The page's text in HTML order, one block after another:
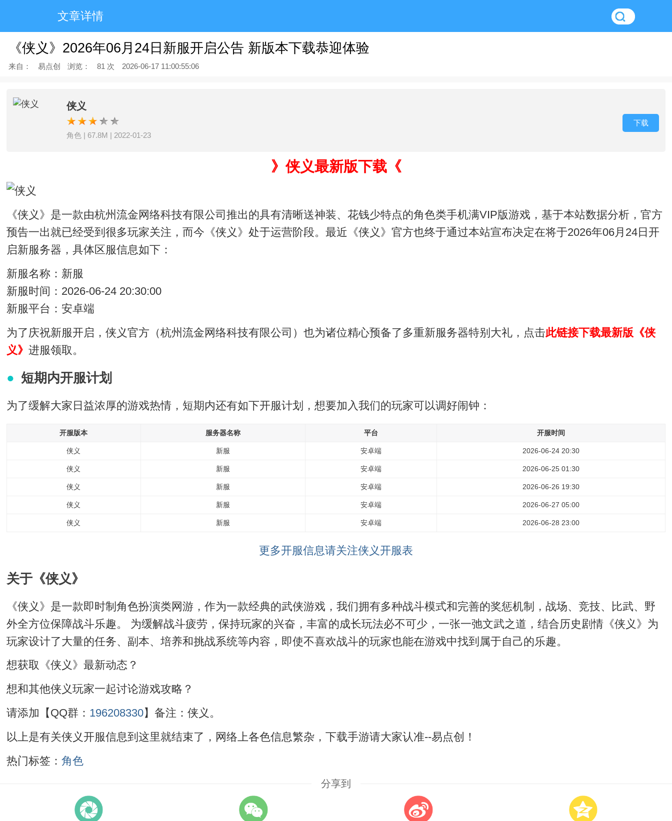
文章详情
《侠义》2026年06月24日新服开启公告 新版本下载恭迎体验
来自： 易点创 浏览： 81 次 2026-06-17 11:00:55:06
侠义
角色 | 67.8M | 2022-01-23
下载
》侠义最新版下载《
《侠义》是一款由杭州流金网络科技有限公司推出的具有清晰送神装、花钱少特点的角色类手机满VIP版游戏，基于本站数据分析，官方
预告一出就已经受到很多玩家关注，而今《侠义》处于运营阶段。最近《侠义》官方也终于通过本站宣布决定在将于2026年06月24日开
启新服务器，具体区服信息如下：
新服名称：新服
新服时间：2026-06-24 20:30:00
新服平台：安卓端
为了庆祝新服开启，侠义官方（杭州流金网络科技有限公司）也为诸位精心预备了多重新服务器特别大礼，点击此链接下载最新版《侠
义》 进服领取。
短期内开服计划
为了缓解大家日益浓厚的游戏热情，短期内还有如下开服计划，想要加入我们的玩家可以调好闹钟：
开服版本 服务器名称 平台 开服时间
侠义 新服 安卓端 2026-06-24 20:30
侠义 新服 安卓端 2026-06-25 01:30
侠义 新服 安卓端 2026-06-26 19:30
侠义 新服 安卓端 2026-06-27 05:00
侠义 新服 安卓端 2026-06-28 23:00
更多开服信息请关注侠义开服表
关于《侠义》
《侠义》是一款即时制角色扮演类网游，作为一款经典的武侠游戏，我们拥有多种战斗模式和完善的奖惩机制，战场、竞技、比武、野
外全方位保障战斗乐趣。 为缓解战斗疲劳，保持玩家的兴奋，丰富的成长玩法必不可少，一张一弛文武之道，结合历史剧情《侠义》为
玩家设计了大量的任务、副本、培养和挑战系统等内容，即使不喜欢战斗的玩家也能在游戏中找到属于自己的乐趣。
想获取《侠义》最新动态？
想和其他侠义玩家一起讨论游戏攻略？
请添加【QQ群： 196208330】备注：侠义。
以上是有关侠义开服信息到这里就结束了，网络上各色信息繁杂，下载手游请大家认准--易点创！
热门标签： 角色
分享到